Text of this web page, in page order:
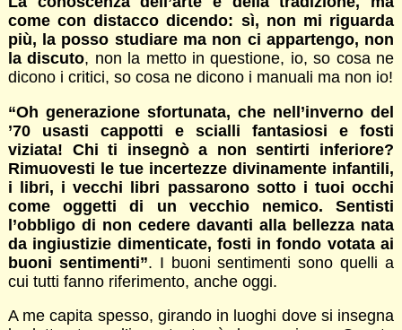
come con distacco dicendo: sì, non mi riguarda
più, la posso studiare ma non ci appartengo, non
la discuto, non la metto in questione, io, so cosa ne
dicono i critici, so cosa ne dicono i manuali ma non io!
“Oh generazione sfortunata, che nell’inverno del
’70 usasti cappotti e scialli fantasiosi e fosti
viziata! Chi ti insegnò a non sentirti inferiore?
Rimuovesti le tue incertezze divinamente infantili,
i libri, i vecchi libri passarono sotto i tuoi occhi
come oggetti di un vecchio nemico. Sentisti
l’obbligo di non cedere davanti alla bellezza nata
da ingiustizie dimenticate, fosti in fondo votata ai
buoni sentimenti”. I buoni sentimenti sono quelli a
cui tutti fanno riferimento, anche oggi.
A me capita spesso, girando in luoghi dove si insegna